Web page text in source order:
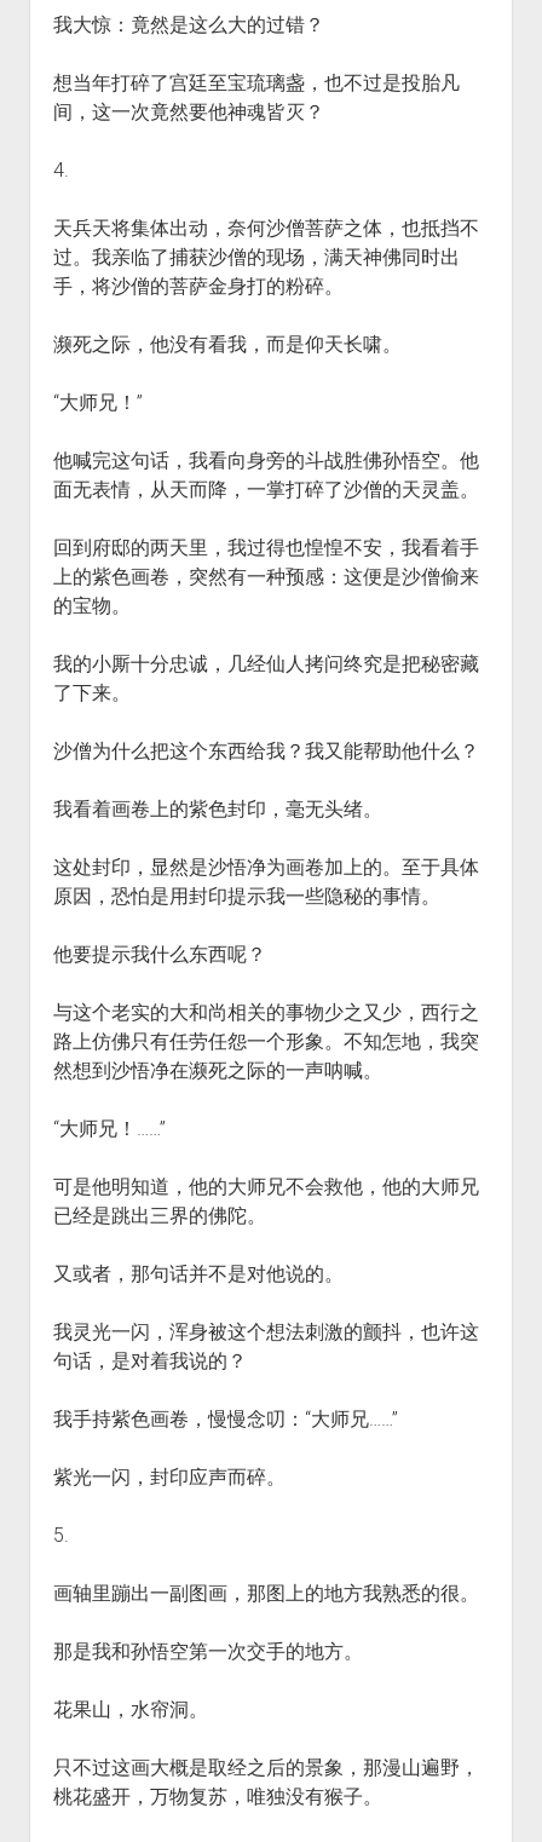
我大惊：竟然是这么大的过错？
想当年打碎了宫廷至宝琉璃盏，也不过是投胎凡
间，这一次竟然要他神魂皆灭？
4.
天兵天将集体出动，奈何沙僧菩萨之体，也抵挡不
过。我亲临了捕获沙僧的现场，满天神佛同时出
手，将沙僧的菩萨金身打的粉碎。
濒死之际，他没有看我，而是仰天长啸。
“大师兄！”
他喊完这句话，我看向身旁的斗战胜佛孙悟空。他
面无表情，从天而降，一掌打碎了沙僧的天灵盖。
回到府邸的两天里，我过得也惶惶不安，我看着手
上的紫色画卷，突然有一种预感：这便是沙僧偷来
的宝物。
我的小厮十分忠诚，几经仙人拷问终究是把秘密藏
了下来。
沙僧为什么把这个东西给我？我又能帮助他什么？
我看着画卷上的紫色封印，毫无头绪。
这处封印，显然是沙悟净为画卷加上的。至于具体
原因，恐怕是用封印提示我一些隐秘的事情。
他要提示我什么东西呢？
与这个老实的大和尚相关的事物少之又少，西行之
路上仿佛只有任劳任怨一个形象。不知怎地，我突
然想到沙悟净在濒死之际的一声呐喊。
“大师兄！……”
可是他明知道，他的大师兄不会救他，他的大师兄
已经是跳出三界的佛陀。
又或者，那句话并不是对他说的。
我灵光一闪，浑身被这个想法刺激的颤抖，也许这
句话，是对着我说的？
我手持紫色画卷，慢慢念叨：“大师兄……”
紫光一闪，封印应声而碎。
5.
画轴里蹦出一副图画，那图上的地方我熟悉的很。
那是我和孙悟空第一次交手的地方。
花果山，水帘洞。
只不过这画大概是取经之后的景象，那漫山遍野，
桃花盛开，万物复苏，唯独没有猴子。